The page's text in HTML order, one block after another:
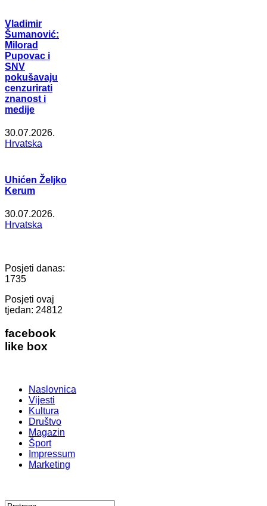
Vladimir
Šumanović:
Milorad
Pupovac i
SNV
pokušavaju
cenzurirati
znanost i
medije
30.07.2026.
Hrvatska
Uhićen Željko
Kerum
30.07.2026.
Hrvatska
Posjeti danas:
1735
Posjeti ovaj
tjedan: 24812
facebook
like box
Naslovnica
Vijesti
Kultura
Društvo
Magazin
Šport
Impressum
Marketing